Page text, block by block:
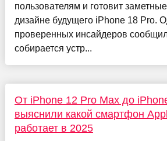
пользователям и готовит
дизайне будущего iPhone 18 Pro.
проверенных инсайдеров
собирается устр...
От iPhone 12 Pro Max до
выяснили какой смартфон
работает в 2025